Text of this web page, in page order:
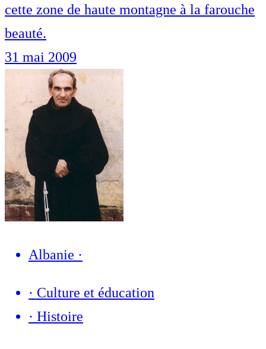
cette zone de haute montagne à la farouche
beauté.
31 mai 2009
Albanie ·
· Culture et éducation
· Histoire